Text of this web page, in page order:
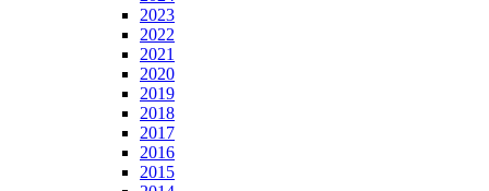
2023
2022
2021
2020
2019
2018
2017
2016
2015